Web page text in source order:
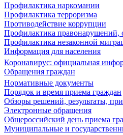
Профилактика наркомании
Профилактика терроризма
Противодействие коррупции
Профилактика правонарушений,
Профилактика незаконной
Информация для населения
Коронавирус: официальная
Обращения граждан
Нормативные документы
Порядок и время приема граждан
Обзоры решений, результаты,
Электронные обращения
Общероссийский день приема
Муниципальные и